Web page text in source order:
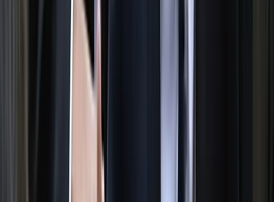
নিরপেক্ষ প্রয়োগকারী: স্বরাষ্ট্রমন্ত্রী
বরিশালটাইমস রিপোর্ট